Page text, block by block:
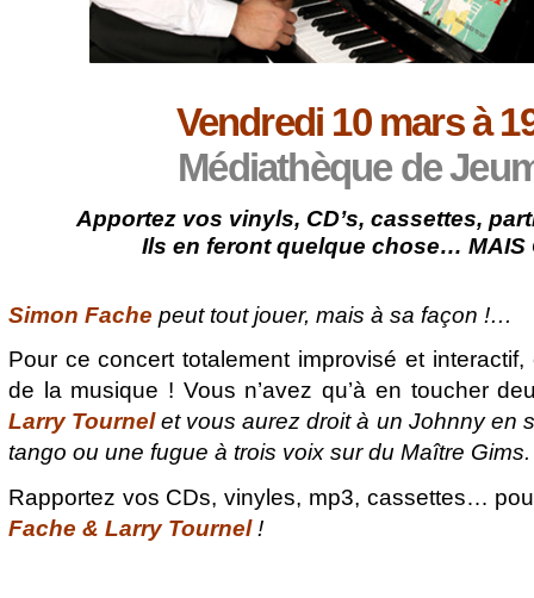
Vendredi 10 mars à
Médiathèque de
Apportez vos vinyls, CD’s, cassettes,
Ils en feront quelque chose… MAIS
Simon Fache peut tout jouer, mais à sa façon !…
Pour ce concert totalement improvisé et interactif,
de la musique ! Vous n’avez qu’à en toucher
Larry Tournel et vous aurez droit à un Johnny en
tango ou une fugue à trois voix sur du Maître Gims.
Rapportez vos CDs, vinyles, mp3, cassettes…
Fache & Larry Tournel !